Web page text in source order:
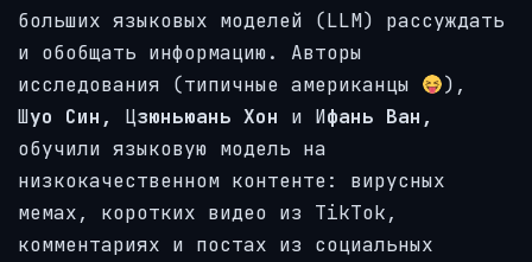
больших языковых моделей (LLM) рассуждать
и обобщать информацию. Авторы
исследования (типичные американцы
),
Шуо Син, Цзюньюань Хон и Ифань Ван,
обучили языковую модель на
низкокачественном контенте: вирусных
мемах, коротких видео из TikTok,
комментариях и постах из социальных